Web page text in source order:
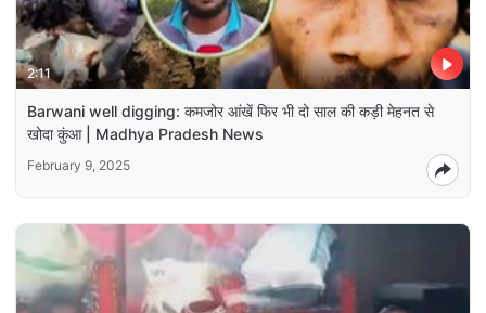
2:11
Barwani well digging: कमजोर आंखें फिर भी दो साल की कड़ी मेहनत से
खोदा कुंआ | Madhya Pradesh News
February 9, 2025